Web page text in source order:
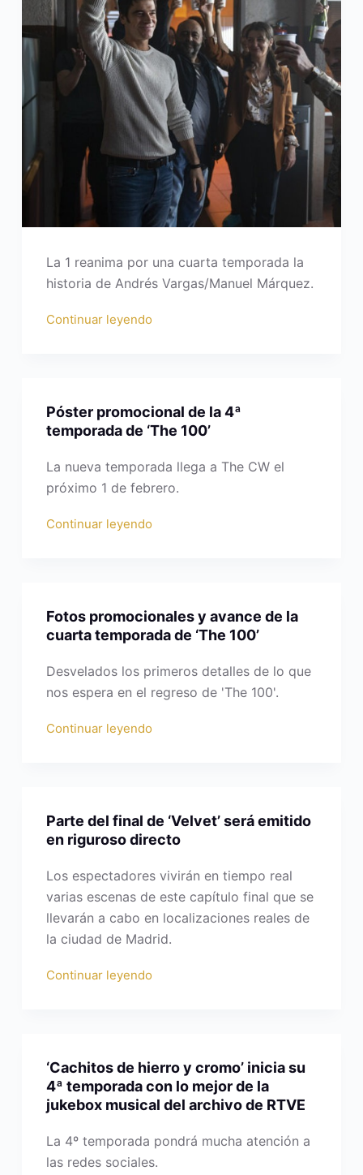
La 1 reanima por una cuarta temporada la
historia de Andrés Vargas/Manuel Márquez.
Continuar leyendo
Póster promocional de la 4ª
temporada de ‘The 100’
La nueva temporada llega a The CW el
próximo 1 de febrero.
Continuar leyendo
Fotos promocionales y avance de la
cuarta temporada de ‘The 100’
Desvelados los primeros detalles de lo que
nos espera en el regreso de 'The 100'.
Continuar leyendo
Parte del final de ‘Velvet’ será emitido
en riguroso directo
Los espectadores vivirán en tiempo real
varias escenas de este capítulo final que se
llevarán a cabo en localizaciones reales de
la ciudad de Madrid.
Continuar leyendo
‘Cachitos de hierro y cromo’ inicia su
4ª temporada con lo mejor de la
jukebox musical del archivo de RTVE
La 4º temporada pondrá mucha atención a
las redes sociales.